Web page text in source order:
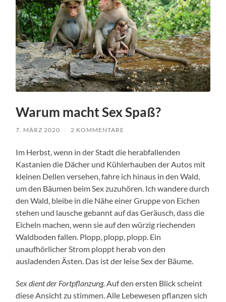
Warum macht Sex Spaß?
7. MÄRZ 2020 / 2 KOMMENTARE
Im Herbst, wenn in der Stadt die herabfallenden
Kastanien die Dächer und Kühlerhauben der Autos mit
kleinen Dellen versehen, fahre ich hinaus in den Wald,
um den Bäumen beim Sex zuzuhören. Ich wandere durch
den Wald, bleibe in die Nähe einer Gruppe von Eichen
stehen und lausche gebannt auf das Geräusch, dass die
Eicheln machen, wenn sie auf den würzig riechenden
Waldboden fallen. Plopp, plopp, plopp. Ein
unaufhörlicher Strom ploppt herab von den
ausladenden Ästen. Das ist der leise Sex der Bäume.
Sex dient der Fortpflanzung.Auf den ersten Blick scheint
diese Ansicht zu stimmen. Alle Lebewesen pflanzen sich